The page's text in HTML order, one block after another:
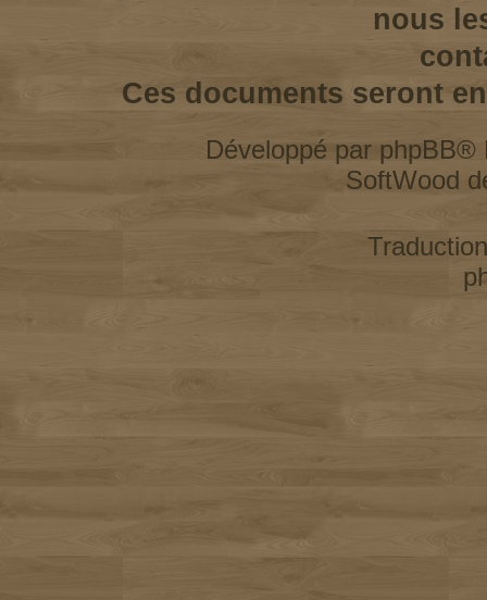
nous
Ces documents seront
Développé par phpBB®
SoftWood